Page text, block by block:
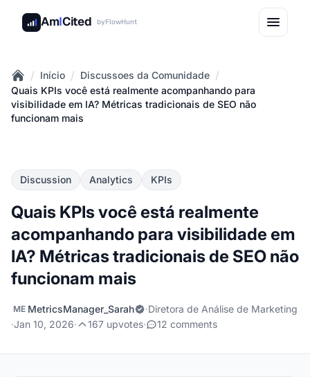
AmICited byFlowHunt
Home
/ Início / Discussoes da Comunidade /
Quais KPIs você está realmente acompanhando para
visibilidade em IA? Métricas tradicionais de SEO não
funcionam mais
Discussion Analytics KPIs
Quais KPIs você está realmente
acompanhando para visibilidade em
IA? Métricas tradicionais de SEO não
funcionam mais
ME MetricsManager_Sarah ·Diretora de Análise de Marketing
·Jan 10, 2026· 167 upvotes· 12 comments